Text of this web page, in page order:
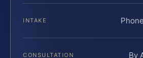
INTAKE
CONSULTATION By